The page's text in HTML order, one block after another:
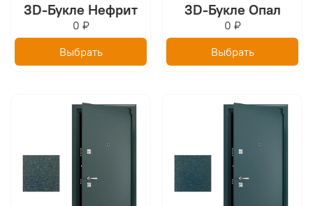
3D-Букле Нефрит
0 ₽
Выбрать
3D-Букле Опал
0 ₽
Выбрать